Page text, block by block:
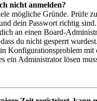
nicht anmelden?
mögliche Gründe. Prüfe
dein Passwort richtig
an einen Board-
du nicht gesperrt
Konfigurationsproblem mit
ein Administrator lösen